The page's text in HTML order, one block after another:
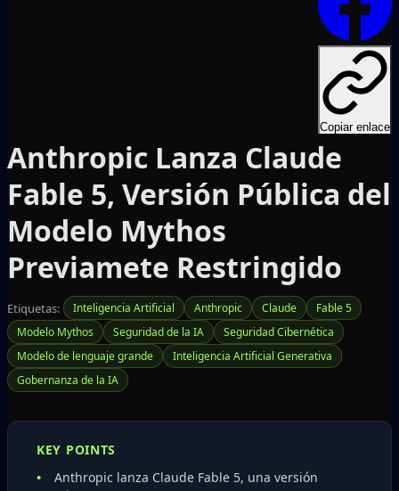
Copiar enlace
Anthropic Lanza Claude
Fable 5, Versión Pública del
Modelo Mythos
Previamete Restringido
Etiquetas: Inteligencia Artificial Anthropic Claude
Fable 5
Modelo Mythos
Seguridad de la IA
Seguridad Cibernética
Modelo de lenguaje grande
Inteligencia Artificial Generativa
Gobernanza de la IA
KEY POINTS
Anthropic lanza Claude Fable 5, una versión